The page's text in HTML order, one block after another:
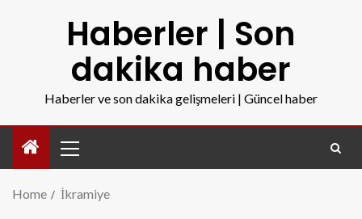
Haberler | Son
dakika haber
Haberler ve son dakika gelişmeleri | Güncel haber
Home İkramiye